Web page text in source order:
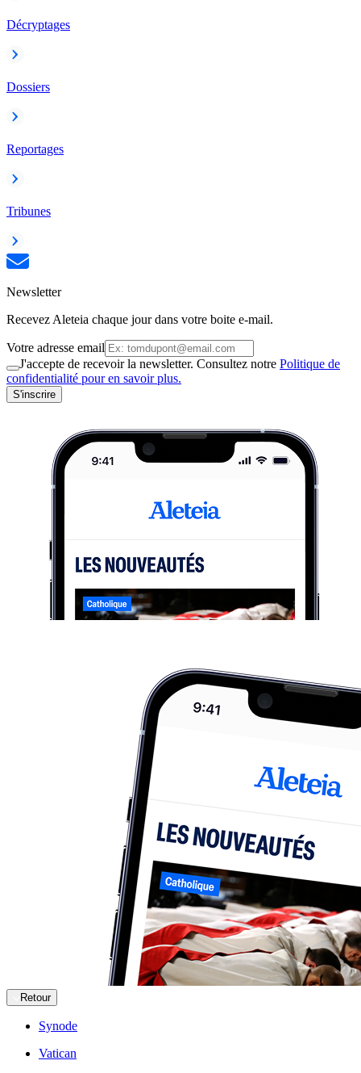
Décryptages
Dossiers
Reportages
Tribunes
Newsletter
Recevez Aleteia chaque jour dans votre boite e-mail.
Votre adresse email
J'accepte de recevoir la newsletter. Consultez notre Politique de
confidentialité pour en savoir plus.
S'inscrire
Retour
Synode
Vatican